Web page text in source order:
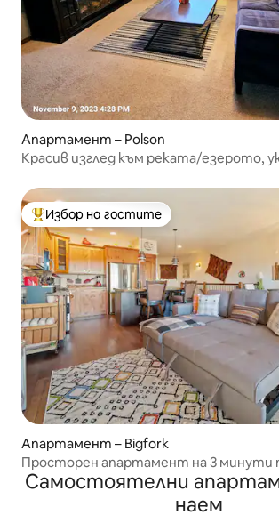
Апартамент – Polson
Красив изглед към реката/езерото,
Най-популярен избор на гостите
Избор на гостите
Апартамент – Bigfork
Просторен апартамент на 3 минути
езерото Флатхед и центъра
Самостоятелни
наем